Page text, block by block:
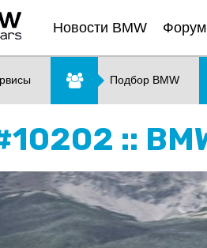
Новости BMW
Подбор BMW
::